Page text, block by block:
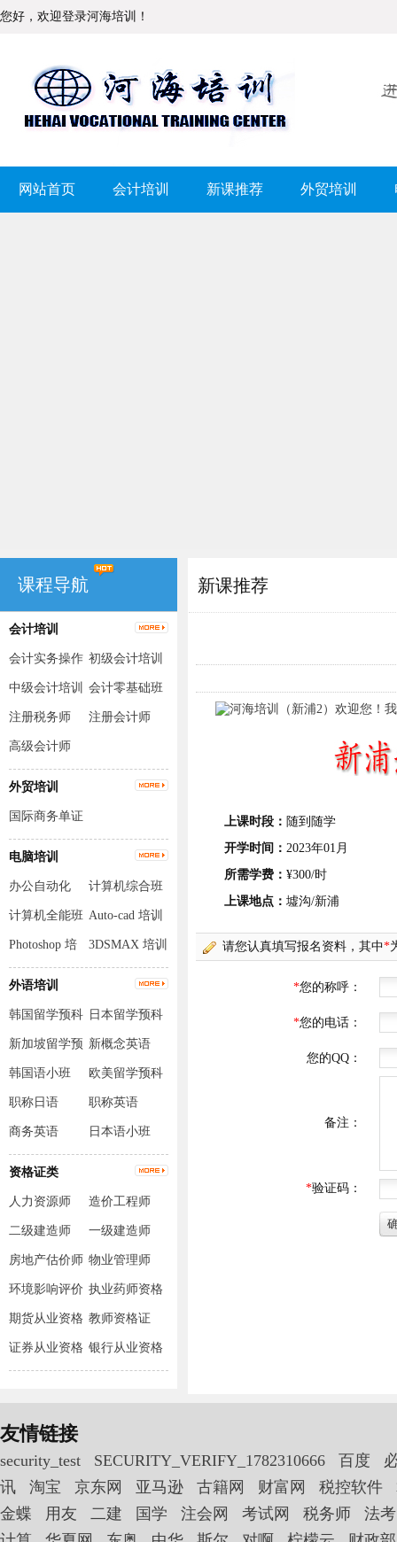
您好，欢迎登录河海培训！
网站首页 会计培训 新课推荐 外贸培训
课程导航
会计培训
会计实务操作
（出纳+手工
账+电脑账）
初级会计培训
中级会计培训 会计零基础班
注册税务师 注册会计师
高级会计师
外贸培训
国际商务单证
员
电脑培训
办公自动化 计算机综合班
计算机全能班 Auto-cad 培训
Photoshop 培
训
3DSMAX 培训
外语培训
韩国留学预科
班
日本留学预科
班
新加坡留学预
科班
新概念英语
韩国语小班
欧美留学预科
班
职称日语 职称英语
商务英语 日本语小班
资格证类
人力资源师 造价工程师
二级建造师 一级建造师
房地产估价师 物业管理师
环境影响评价
师
执业药师资格
期货从业资格 教师资格证
证券从业资格 银行从业资格
新课推荐
上课时段： 随到随学
开学时间： 2023年01月
所需学费： ¥300/时
上课地点： 墟沟/新浦
友情链接
security_test SECURITY_VERIFY_1782310666 百度
讯
淘宝 京东网 亚马逊 古籍网 财富网 税控软件
金蝶
用友 二建 国学 注会网 考试网 税务师
法